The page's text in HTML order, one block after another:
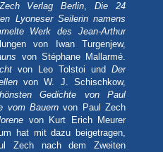
Verlag Berlin,Die 24
Lyoneser Seilerin namens
Werk des Jean-Arthur
von Iwan Turgenjew,
von Stéphane Mallarmé.
von Leo Tolstoi und Der
von W. J. Schischkow,
Gedichte von Paul
vom Bauernvon Paul Zech
von Kurt Erich Meurer
hat mit dazu beigetragen,
Zech nach dem Zweiten